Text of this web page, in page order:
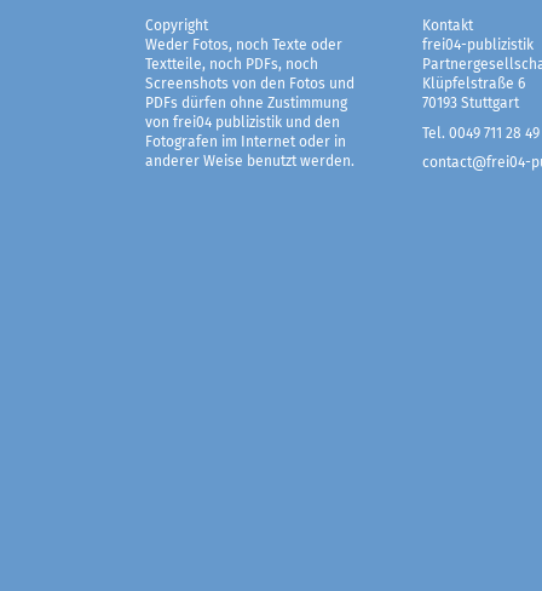
Copyright
Weder Fotos, noch Texte oder
Textteile, noch PDFs, noch
Screenshots von den Fotos und
PDFs dürfen ohne Zustimmung
von frei04 publizistik und den
Fotografen im Internet oder in
anderer Weise benutzt werden.
Kontakt
frei04-publizistik
Klüpfelstraße 6
70193 Stuttgart
Tel. 0049 711 28 49
contact@frei04-